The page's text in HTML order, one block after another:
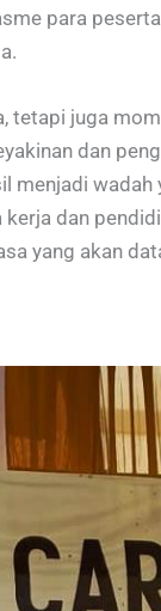
para
tetapi juga
dan
menjadi
dan
yang akan